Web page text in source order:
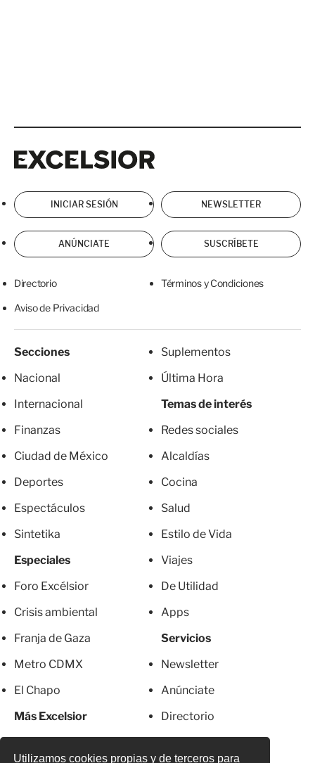
Utilizamos cookies propias y de terceros para
INICIAR SESIÓN NEWSLETTER
ANÚNCIATE SUSCRÍBETE
Directorio Términos y Condiciones
Aviso de Privacidad
Secciones
Nacional
Internacional
Finanzas
Ciudad de México
Deportes
Espectáculos
Sintetika
Especiales
Foro Excélsior
Crisis ambiental
Franja de Gaza
Metro CDMX
El Chapo
Más Excelsior
Suplementos
Última Hora
Temas de interés
Redes sociales
Alcaldías
Cocina
Salud
Estilo de Vida
Viajes
De Utilidad
Apps
Servicios
Newsletter
Anúnciate
Directorio